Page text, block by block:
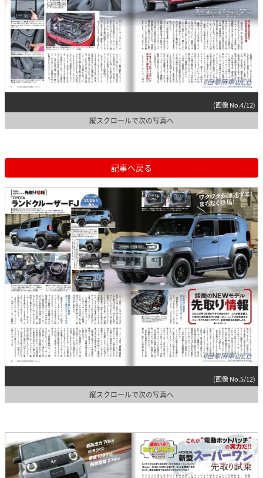
(画像 No.4/12)
縦スクロールで次の写真へ
記事へ戻る
(画像 No.5/12)
縦スクロールで次の写真へ